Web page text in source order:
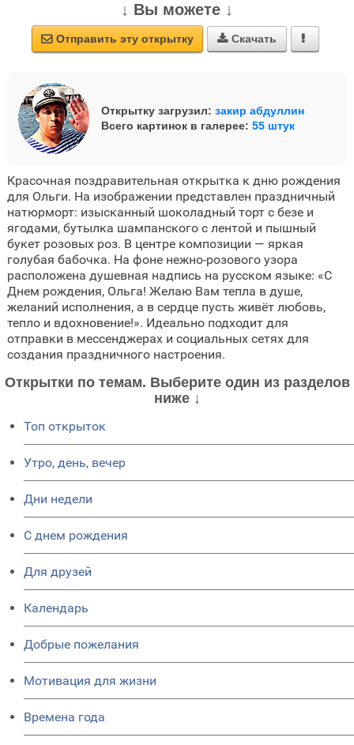
↓ Вы можете ↓
 Отправить эту открытку  Скачать 
Открытку загрузил: закир абдуллин
Всего картинок в галерее: 55 штук
Красочная поздравительная открытка к дню рождения
для Ольги. На изображении представлен праздничный
натюрморт: изысканный шоколадный торт с безе и
ягодами, бутылка шампанского с лентой и пышный
букет розовых роз. В центре композиции — яркая
голубая бабочка. На фоне нежно-розового узора
расположена душевная надпись на русском языке: «С
Днем рождения, Ольга! Желаю Вам тепла в душе,
желаний исполнения, а в сердце пусть живёт любовь,
тепло и вдохновение!». Идеально подходит для
отправки в мессенджерах и социальных сетях для
создания праздничного настроения.
Открытки по темам. Выберите один из разделов
ниже ↓
Топ открыток
Утро, день, вечер
Дни недели
C днем рождения
Для друзей
Календарь
Добрые пожелания
Мотивация для жизни
Времена года